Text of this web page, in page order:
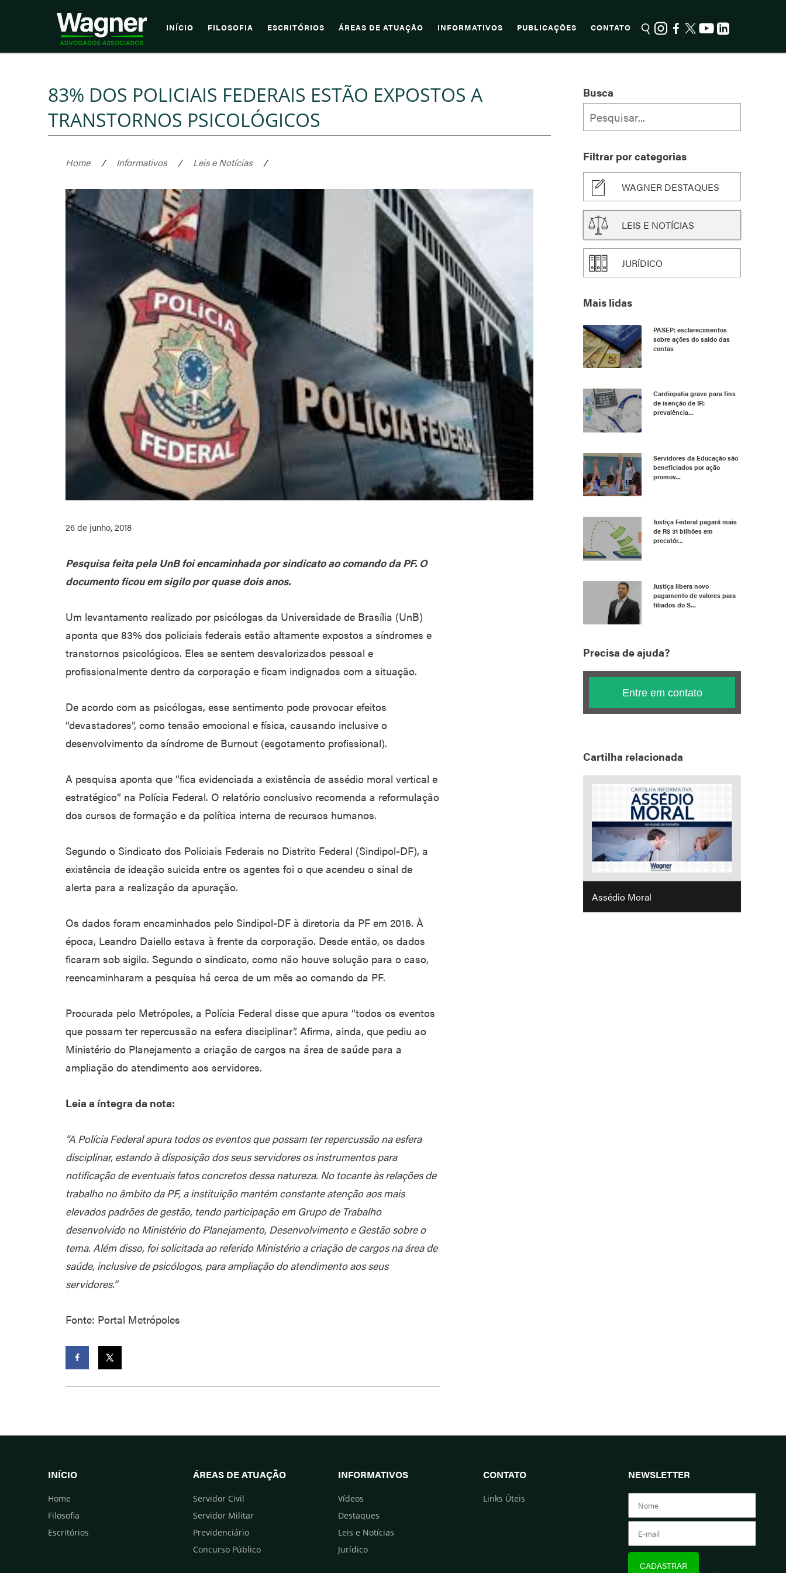
INÍCIO FILOSOFIA ESCRITÓRIOS ÁREAS DE ATUAÇÃO INFORMATIVOS PUBLICAÇÕES CONTATO
83% DOS POLICIAIS FEDERAIS ESTÃO EXPOSTOS A
TRANSTORNOS PSICOLÓGICOS
Home / Informativos / Leis e Notícias /
26 de junho, 2018
Pesquisa feita pela UnB foi encaminhada por sindicato ao comando da PF. O
documento ficou em sigilo por quase dois anos.
Um levantamento realizado por psicólogas da Universidade de Brasília (UnB)
aponta que 83% dos policiais federais estão altamente expostos a síndromes e
transtornos psicológicos. Eles se sentem desvalorizados pessoal e
profissionalmente dentro da corporação e ficam indignados com a situação.
De acordo com as psicólogas, esse sentimento pode provocar efeitos
“devastadores”, como tensão emocional e física, causando inclusive o
desenvolvimento da síndrome de Burnout (esgotamento profissional).
A pesquisa aponta que “fica evidenciada a existência de assédio moral vertical e
estratégico” na Polícia Federal. O relatório conclusivo recomenda a reformulação
dos cursos de formação e da política interna de recursos humanos.
Segundo o Sindicato dos Policiais Federais no Distrito Federal (Sindipol-DF), a
existência de ideação suicida entre os agentes foi o que acendeu o sinal de
alerta para a realização da apuração.
Os dados foram encaminhados pelo Sindipol-DF à diretoria da PF em 2016. À
época, Leandro Daiello estava à frente da corporação. Desde então, os dados
ficaram sob sigilo. Segundo o sindicato, como não houve solução para o caso,
reencaminharam a pesquisa há cerca de um mês ao comando da PF.
Procurada pelo Metrópoles, a Polícia Federal disse que apura “todos os eventos
que possam ter repercussão na esfera disciplinar”. Afirma, ainda, que pediu ao
Ministério do Planejamento a criação de cargos na área de saúde para a
ampliação do atendimento aos servidores.
Leia a íntegra da nota:
“A Polícia Federal apura todos os eventos que possam ter repercussão na esfera
disciplinar, estando à disposição dos seus servidores os instrumentos para
notificação de eventuais fatos concretos dessa natureza. No tocante às relações de
trabalho no âmbito da PF, a instituição mantém constante atenção aos mais
elevados padrões de gestão, tendo participação em Grupo de Trabalho
desenvolvido no Ministério do Planejamento, Desenvolvimento e Gestão sobre o
tema. Além disso, foi solicitada ao referido Ministério a criação de cargos na área de
saúde, inclusive de psicólogos, para ampliação do atendimento aos seus
servidores.”
Fonte: Portal Metrópoles
Busca
Filtrar por categorias
WAGNER DESTAQUES
LEIS E NOTÍCIAS
JURÍDICO
Mais lidas
PASEP: esclarecimentos
sobre ações do saldo das
contas
Cardiopatia grave para fins
de isenção de IR:
prevalência...
Servidores da Educação são
beneficiados por ação
promov...
Justiça Federal pagará mais
de R$ 31 bilhões em
precatór...
Justiça libera novo
pagamento de valores para
filiados do S...
Precisa de ajuda?
Entre em contato
Cartilha relacionada
Assédio Moral
INÍCIO
Home
Filosofia
Escritórios
ÁREAS DE ATUAÇÃO
Servidor Civil
Servidor Militar
Previdenciário
Concurso Público
INFORMATIVOS
Vídeos
Destaques
Leis e Notícias
Jurídico
CONTATO
Links Úteis
NEWSLETTER